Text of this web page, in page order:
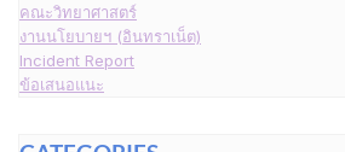
คณะวิทยาศาสตร์
งานนโยบายฯ (อินทราเน็ต)
Incident Report
ข้อเสนอแนะ